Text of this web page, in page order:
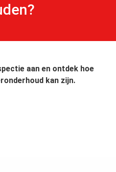
aan en ontdek hoe
kan zijn.